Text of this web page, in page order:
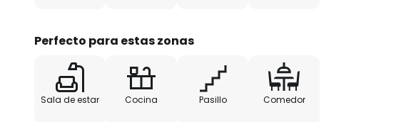
Perfecto para estas zonas
Sala de estar Cocina Pasillo Comedor